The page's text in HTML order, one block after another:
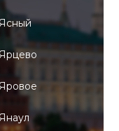
Ясный
Ярцево
Яровое
Янаул